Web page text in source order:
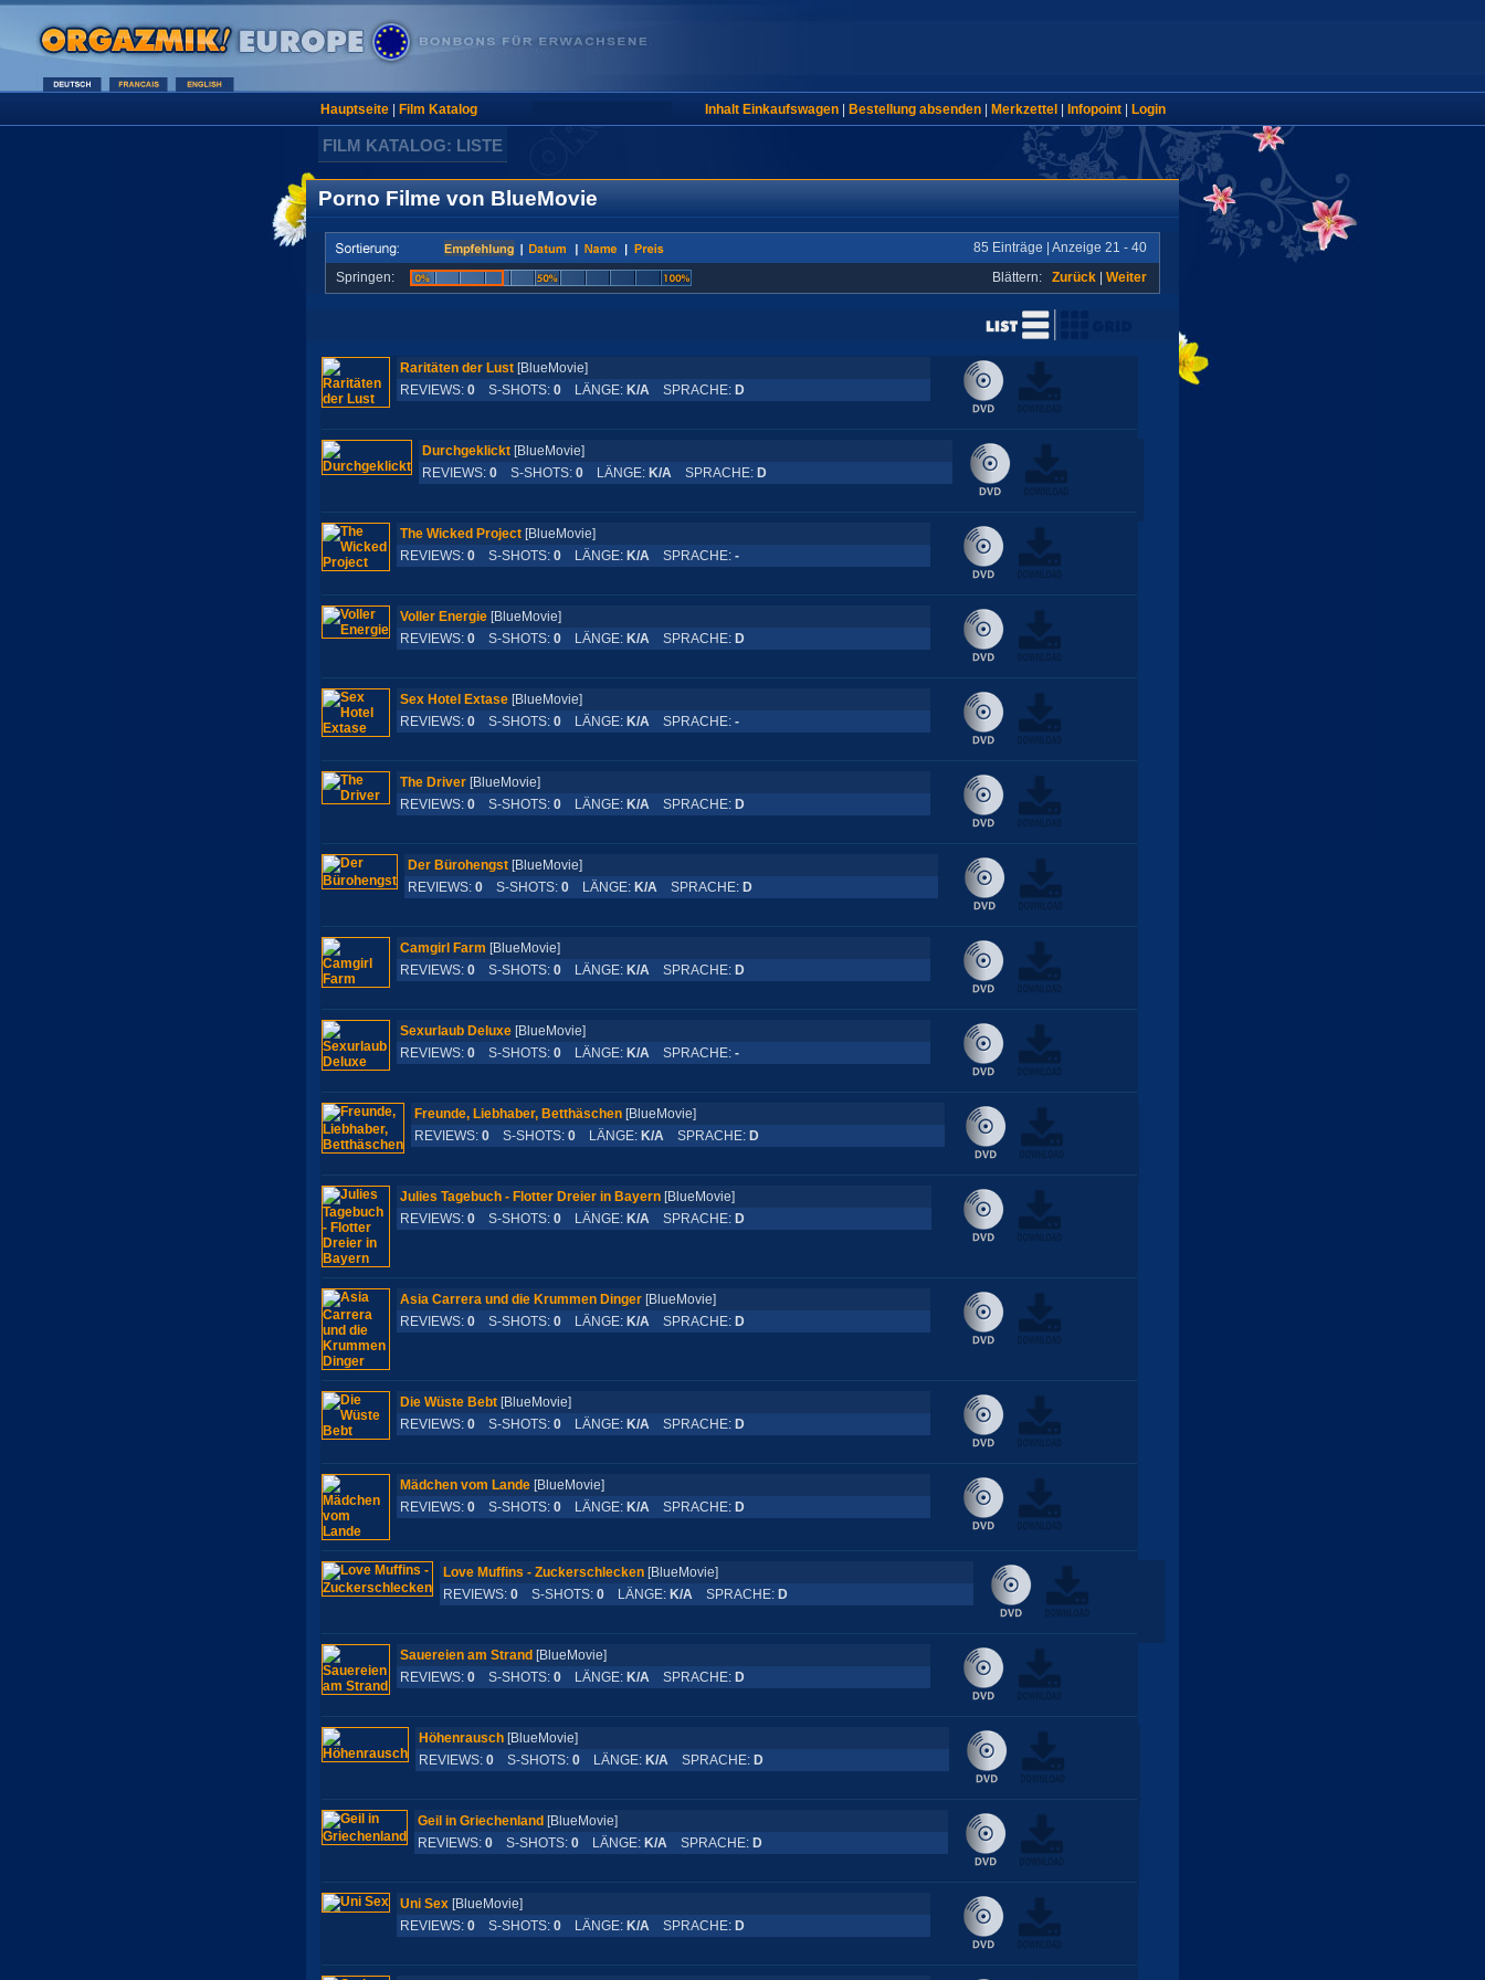
Hauptseite| Film Katalog Inhalt Einkaufswagen| Bestellung absenden| Merkzettel Infopoint| Login
FILM KATALOG: LISTE
Porno Filme von BlueMovie
85 Einträge | Anzeige 21 - 40
Springen:
Blättern: Zurück Weiter
Raritäten der Lust [BlueMovie]
REVIEWS: 0 S-SHOTS: 0 LÄNGE: K/A SPRACHE: D
Durchgeklickt [BlueMovie]
REVIEWS: 0 S-SHOTS: 0 LÄNGE: K/A SPRACHE: D
The Wicked Project [BlueMovie]
REVIEWS: 0 S-SHOTS: 0 LÄNGE: K/A SPRACHE: -
Voller Energie [BlueMovie]
REVIEWS: 0 S-SHOTS: 0 LÄNGE: K/A SPRACHE: D
Sex Hotel Extase [BlueMovie]
REVIEWS: 0 S-SHOTS: 0 LÄNGE: K/A SPRACHE: -
The Driver [BlueMovie]
REVIEWS: 0 S-SHOTS: 0 LÄNGE: K/A SPRACHE: D
Der Bürohengst [BlueMovie]
REVIEWS: 0 S-SHOTS: 0 LÄNGE: K/A SPRACHE: D
Camgirl Farm [BlueMovie]
REVIEWS: 0 S-SHOTS: 0 LÄNGE: K/A SPRACHE: D
Sexurlaub Deluxe [BlueMovie]
REVIEWS: 0 S-SHOTS: 0 LÄNGE: K/A SPRACHE: -
Freunde, Liebhaber, Betthäschen [BlueMovie]
REVIEWS: 0 S-SHOTS: 0 LÄNGE: K/A SPRACHE: D
Julies Tagebuch - Flotter Dreier in Bayern [BlueMovie]
REVIEWS: 0 S-SHOTS: 0 LÄNGE: K/A SPRACHE: D
Asia Carrera und die Krummen Dinger [BlueMovie]
REVIEWS: 0 S-SHOTS: 0 LÄNGE: K/A SPRACHE: D
Die Wüste Bebt [BlueMovie]
REVIEWS: 0 S-SHOTS: 0 LÄNGE: K/A SPRACHE: D
Mädchen vom Lande [BlueMovie]
REVIEWS: 0 S-SHOTS: 0 LÄNGE: K/A SPRACHE: D
Love Muffins - Zuckerschlecken [BlueMovie]
REVIEWS: 0 S-SHOTS: 0 LÄNGE: K/A SPRACHE: D
Sauereien am Strand [BlueMovie]
REVIEWS: 0 S-SHOTS: 0 LÄNGE: K/A SPRACHE: D
Höhenrausch [BlueMovie]
REVIEWS: 0 S-SHOTS: 0 LÄNGE: K/A SPRACHE: D
Geil in Griechenland [BlueMovie]
REVIEWS: 0 S-SHOTS: 0 LÄNGE: K/A SPRACHE: D
Uni Sex [BlueMovie]
REVIEWS: 0 S-SHOTS: 0 LÄNGE: K/A SPRACHE: D